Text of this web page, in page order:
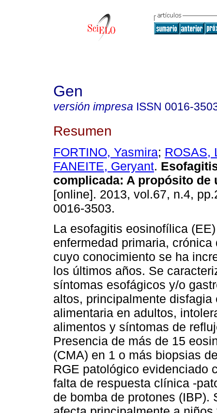
Gen
versión impresa ISSN 0016-
Resumen
FORTINO, Yasmira; ROSAS,
FANEITE, Geryant.
complicada: A propósito de
[online]. 2013, vol.67, n.4,
0016-3503.
La esofagitis eosinofílica
enfermedad primaria, crónica
cuyo conocimiento se ha
los últimos años. Se
síntomas esofágicos y/o
altos, principalmente disfagia
alimentaria en adultos,
alimentos y síntomas de
Presencia de más de 15
(CMA) en 1 o más biopsias
RGE patológico evidenciado
falta de respuesta clínica -
de bomba de protones (IBP).